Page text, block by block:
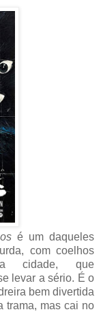
é um daqueles
com coelhos
cidade, que
levar a sério. É o
bem divertida
trama, mas cai no